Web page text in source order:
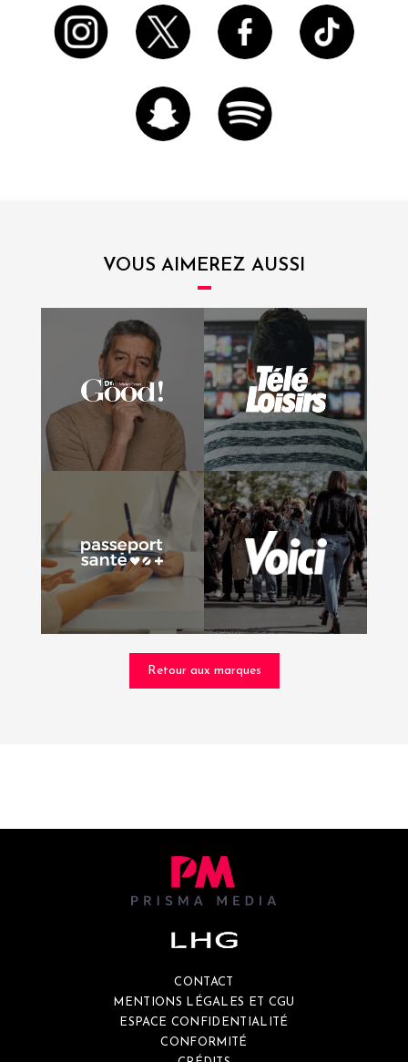
VOUS AIMEREZ AUSSI
Retour aux marques
CONTACT
MENTIONS LÉGALES ET CGU
ESPACE CONFIDENTIALITÉ
CONFORMITÉ